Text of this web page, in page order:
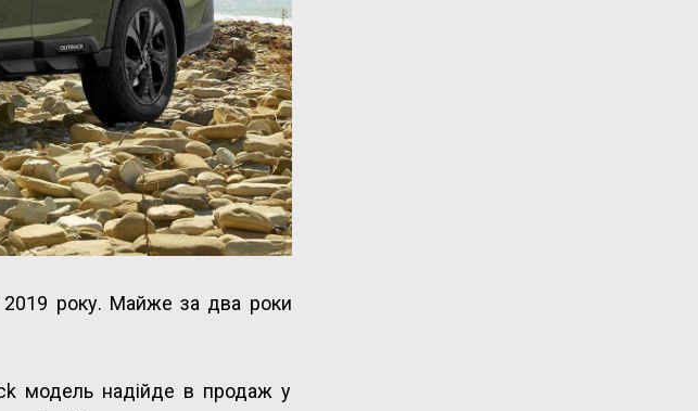
2019 року. Майже за два роки
модель надійде в продаж у